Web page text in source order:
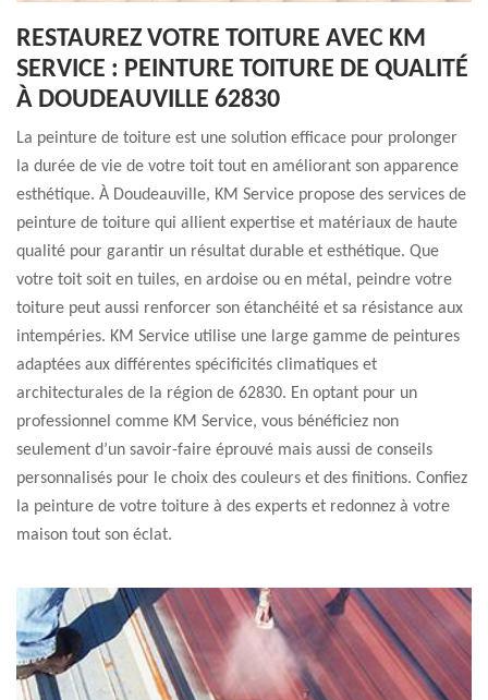
RESTAUREZ VOTRE TOITURE AVEC KM
SERVICE : PEINTURE TOITURE DE QUALITÉ
À DOUDEAUVILLE 62830
La peinture de toiture est une solution efficace pour prolonger
la durée de vie de votre toit tout en améliorant son apparence
esthétique. À Doudeauville, KM Service propose des services de
peinture de toiture qui allient expertise et matériaux de haute
qualité pour garantir un résultat durable et esthétique. Que
votre toit soit en tuiles, en ardoise ou en métal, peindre votre
toiture peut aussi renforcer son étanchéité et sa résistance aux
intempéries. KM Service utilise une large gamme de peintures
adaptées aux différentes spécificités climatiques et
architecturales de la région de 62830. En optant pour un
professionnel comme KM Service, vous bénéficiez non
seulement d’un savoir-faire éprouvé mais aussi de conseils
personnalisés pour le choix des couleurs et des finitions. Confiez
la peinture de votre toiture à des experts et redonnez à votre
maison tout son éclat.